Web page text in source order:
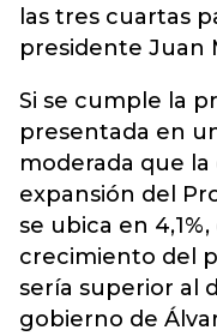
las tres cuartas
presidente Juan
Si se cumple la
presentada en
moderada que la
expansión del
se ubica en
crecimiento del
sería superior al
gobierno de